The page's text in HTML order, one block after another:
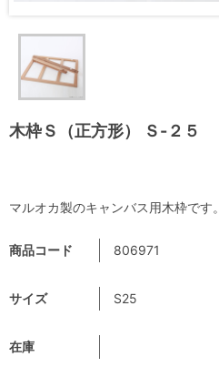
木枠Ｓ（正方形） Ｓ-２５
商品コード 806971
サイズ S25
在庫
マルオカ製のキャンバス用木枠です。